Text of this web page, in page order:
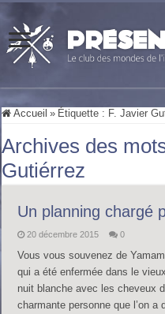
Accueil » Étiquette : F. Javier
Archives des
Gutiérrez
Un planning chargé
20 décembre 2015 0
Vous vous souvenez de
qui a été enfermée dans le
nuit blanche avec les cheveux
charmante personne que l’on